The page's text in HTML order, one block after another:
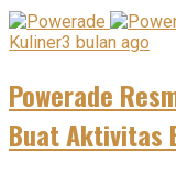
Kuliner3 bulan ago
Powerade
Buat Aktivitas